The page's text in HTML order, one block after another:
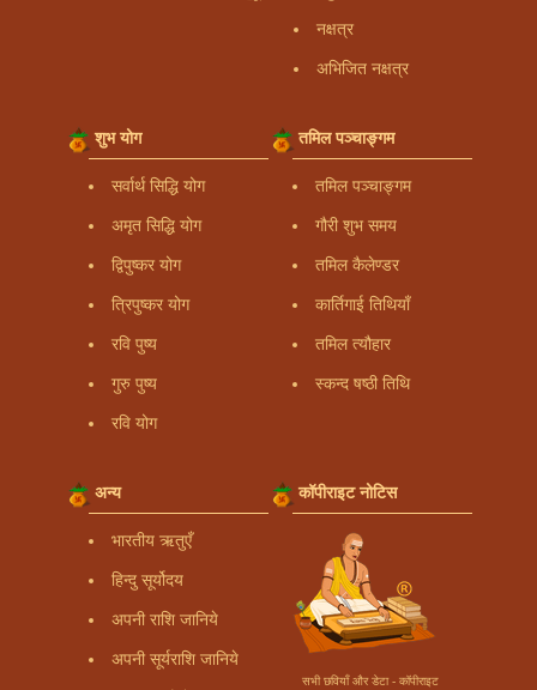
नक्षत्र
अभिजित नक्षत्र
शुभ योग
सर्वार्थ सिद्धि योग
अमृत सिद्धि योग
द्विपुष्कर योग
त्रिपुष्कर योग
रवि पुष्य
गुरु पुष्य
रवि योग
तमिल पञ्चाङ्गम
तमिल पञ्चाङ्गम
गौरी शुभ समय
तमिल कैलेण्डर
कार्तिगाई तिथियाँ
तमिल त्यौहार
स्कन्द षष्ठी तिथि
अन्य
भारतीय ऋतुएँ
हिन्दु सूर्योदय
अपनी राशि जानिये
अपनी सूर्यराशि जानिये
कॉपीराइट नोटिस
सभी छवियाँ और डेटा - कॉपीराइट